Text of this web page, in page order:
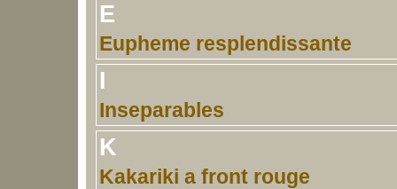
E
Eupheme resplendissante
I
Inseparables
K
Kakariki a front rouge